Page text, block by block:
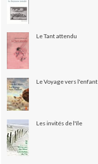
Le Tant attendu
Le Voyage vers l'enfant
Les invités de l'île